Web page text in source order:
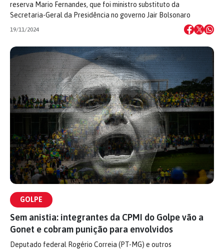
reserva Mario Fernandes, que foi ministro substituto da
Secretaria-Geral da Presidência no governo Jair Bolsonaro
19/11/2024
GOLPE
Sem anistia: integrantes da CPMI do Golpe vão a
Gonet e cobram punição para envolvidos
Deputado federal Rogério Correia (PT-MG) e outros